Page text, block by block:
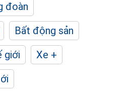
đoàn
Bất động sản
giới
Xe +